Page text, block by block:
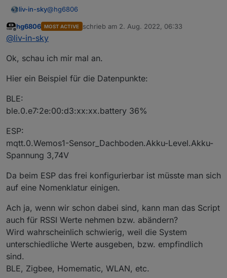
liv-in-sky@hg6806
es gibt noch ein script irgendwie "generisches
batterie script" oder so ähnlich - das ist anders
einbinden
https://forum.iobroker.net/topic/55426/test-adapter-
weiß nicht, ws der genau macht - kannst aber mal
Offline
hg6806 MOST ACTIVE schrieb am 2. Aug. 2022, 06:33
zuletzt editiert von
@liv-in-sky
Ok, schau ich mir mal an.
Hier ein Beispiel für die Datenpunkte:
BLE:
ble.0.e7:2e:00:d3:xx:xx.battery 36%
ESP:
mqtt.0.Wemos1-Sensor_Dachboden.Akku-Level.Akku-
Spannung 3,74V
Da beim ESP das frei konfigurierbar ist müsste man sich
auf eine Nomenklatur einigen.
Ach ja, wenn wir schon dabei sind, kann man das Script
auch für RSSI Werte nehmen bzw. abändern?
Wird wahrscheinlich schwierig, weil die System
unterschiedliche Werte ausgeben, bzw. empfindlich
sind.
BLE, Zigbee, Homematic, WLAN, etc.